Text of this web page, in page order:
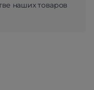
наших товаров